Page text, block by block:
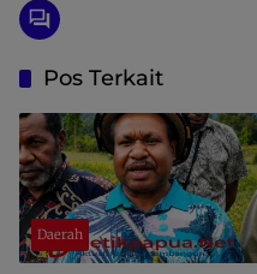
Pos Terkait
Daerah